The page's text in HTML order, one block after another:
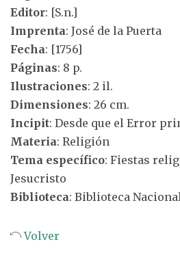
Editor: [S.n.]
Imprenta: José de la Puerta
Fecha: [1756]
Páginas: 8 p.
Ilustraciones: 2 il.
Dimensiones: 26 cm.
Incipit: Desde que el Error
Materia: Religión
Tema específico: Fiestas
Jesucristo
Biblioteca: Biblioteca
Volver